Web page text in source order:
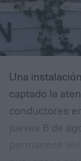
Una
captado la
conductores
jueves 6 de